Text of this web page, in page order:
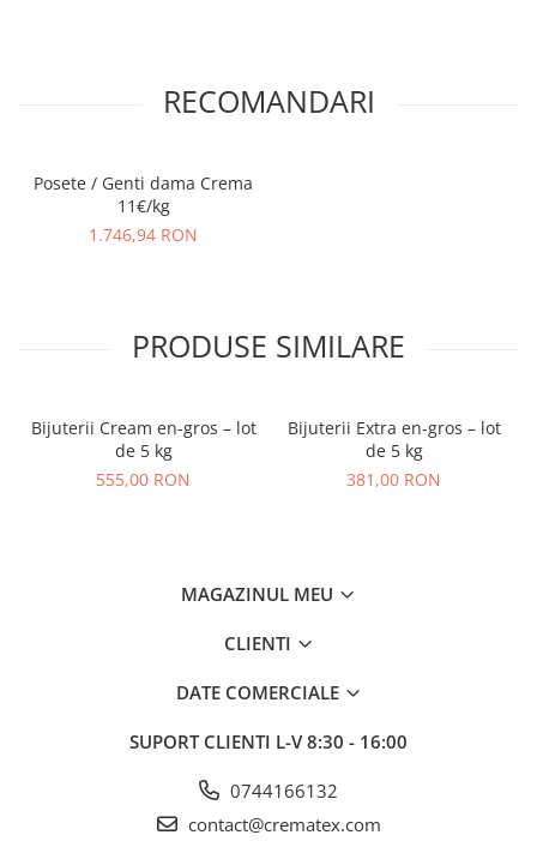
RECOMANDARI
Posete / Genti dama Crema
11€/kg
1.746,94 RON
PRODUSE SIMILARE
Bijuterii Cream en-gros – lot
de 5 kg
555,00 RON
Bijuterii Extra en-gros – lot
de 5 kg
381,00 RON
MAGAZINUL MEU
CLIENTI
DATE COMERCIALE
SUPORT CLIENTI L-V 8:30 - 16:00
0744166132
contact@crematex.com